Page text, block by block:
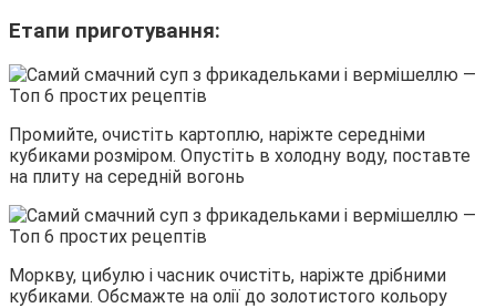
Етапи приготування:
Промийте, очистіть картоплю, наріжте середніми
кубиками розміром. Опустіть в холодну воду, поставте
на плиту на середній вогонь
Моркву, цибулю і часник очистіть, наріжте дрібними
кубиками. Обсмажте на олії до золотистого кольору